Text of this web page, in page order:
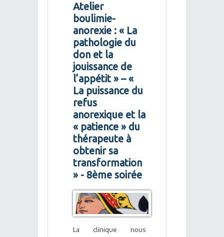
Atelier
boulimie-
anorexie : « La
pathologie du
don et la
jouissance de
l’appétit » – «
La puissance du
refus
anorexique et la
« patience » du
thérapeute à
obtenir sa
transformation
» - 8ème soirée
La clinique nous